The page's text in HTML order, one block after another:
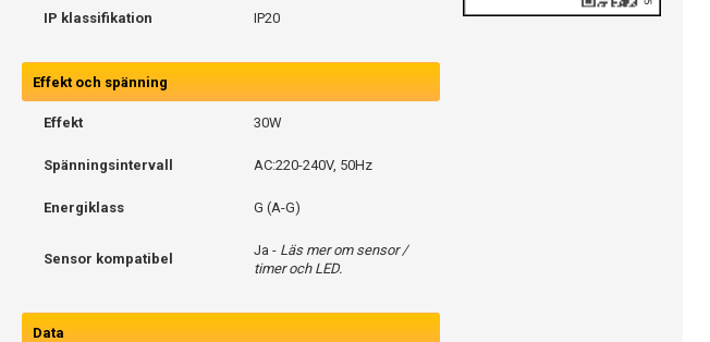
IP klassifikation IP20
Effekt och spänning
Effekt 30W
Spänningsintervall AC:220-240V, 50Hz
Energiklass G (A-G)
Sensor kompatibel
Ja - Läs mer om sensor /
timer och LED.
Data